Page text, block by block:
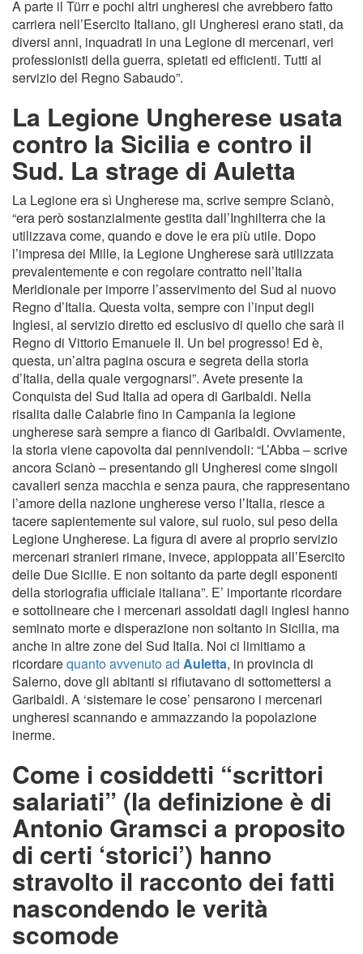
A parte il Türr e pochi altri ungheresi che avrebbero fatto
carriera nell’Esercito Italiano, gli Ungheresi erano stati, da
diversi anni, inquadrati in una Legione di mercenari, veri
professionisti della guerra, spietati ed efﬁcienti. Tutti al
servizio del Regno Sabaudo”.
La Legione Ungherese usata
contro la Sicilia e contro il
Sud. La strage di Auletta
La Legione era sì Ungherese ma, scrive sempre Scianò,
“era però sostanzialmente gestita dall’Inghilterra che la
utilizzava come, quando e dove le era più utile. Dopo
l’impresa dei Mille, la Legione Ungherese sarà utilizzata
prevalentemente e con regolare contratto nell’Italia
Meridionale per imporre l’asservimento del Sud al nuovo
Regno d’Italia. Questa volta, sempre con l’input degli
Inglesi, al servizio diretto ed esclusivo di quello che sarà il
Regno di Vittorio Emanuele II. Un bel progresso! Ed è,
questa, un’altra pagina oscura e segreta della storia
d’Italia, della quale vergognarsi”. Avete presente la
Conquista del Sud Italia ad opera di Garibaldi. Nella
risalita dalle Calabrie fino in Campania la legione
ungherese sarà sempre a fianco di Garibaldi. Ovviamente,
la storia viene capovolta dai pennivendoli: “L’Abba – scrive
ancora Scianò – presentando gli Ungheresi come singoli
cavalieri senza macchia e senza paura, che rappresentano
l’amore della nazione ungherese verso l’Italia, riesce a
tacere sapientemente sul valore, sul ruolo, sul peso della
Legione Ungherese. La ﬁgura di avere al proprio servizio
mercenari stranieri rimane, invece, appioppata all’Esercito
delle Due Sicilie. E non soltanto da parte degli esponenti
della storiograﬁa ufﬁciale italiana”. E’ importante ricordare
e sottolineare che i mercenari assoldati dagli inglesi hanno
seminato morte e disperazione non soltanto in Sicilia, ma
anche in altre zone del Sud Italia. Noi ci limitiamo a
ricordarequanto avvenuto ad Auletta, in provincia di
Salerno, dove gli abitanti si rifiutavano di sottomettersi a
Garibaldi. A ‘sistemare le cose’ pensarono i mercenari
ungheresi scannando e ammazzando la popolazione
inerme.
Come i cosiddetti “scrittori
salariati” (la definizione è di
Antonio Gramsci a proposito
di certi ‘storici’) hanno
stravolto il racconto dei fatti
nascondendo le verità
scomode